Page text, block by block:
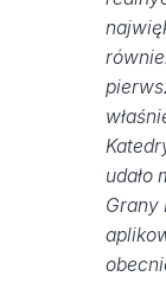
udało
Grany